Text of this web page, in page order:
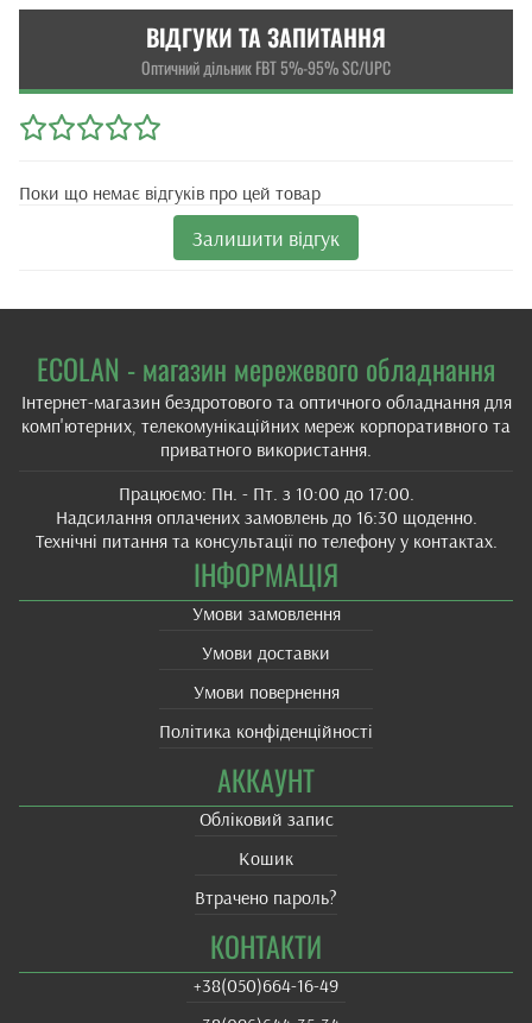
ВІДГУКИ ТА ЗАПИТАННЯ
Оптичний дільник FBT 5%-95% SC/UPC
Поки що немає відгуків про цей товар
Залишити відгук
ECOLAN - магазин мережевого обладнання
Інтернет-магазин бездротового та оптичного обладнання для
комп'ютерних, телекомунікаційних мереж корпоративного та
приватного використання.
Працюємо: Пн. - Пт. з 10:00 до 17:00.
Надсилання оплачених замовлень до 16:30 щоденно.
Технічні питання та консультації по телефону у контактах.
ІНФОРМАЦІЯ
Умови замовлення
Умови доставки
Умови повернення
Політика конфіденційності
АККАУНТ
Обліковий запис
Кошик
Втрачено пароль?
КОНТАКТИ
+38(‎050)664-16-49